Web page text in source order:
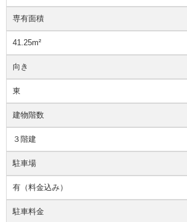
専有面積
41.25m²
向き
東
建物階数
３階建
駐車場
有（料金込み）
駐車料金